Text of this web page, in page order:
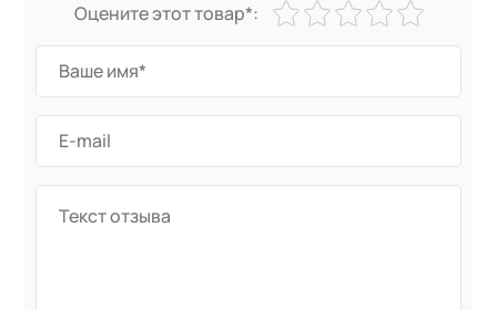
Оцените этот товар*: